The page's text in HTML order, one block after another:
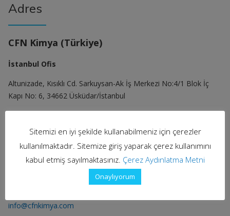
Adres
CFN Kimya (Türkiye)
İstanbul Ofis
Altunizade, Kısıklı Cd. Sarkuysan-Ak İş Merkezi No:4/1 Blok İç
Kapı No: 6, 34662 Üsküdar/İstanbul
Dilovası Fabrika
Demirciler OSB Mah. Murat Yıldıran Cad. No: 3/3
Dilovası/KOCAELİ
T: +90 262 290 86 54-55 (pbx)
info@cfnkimya.com
Sitemizi en iyi şekilde kullanabilmeniz için çerezler
kullanılmaktadır. Sitemize giriş yaparak çerez kullanımını
kabul etmiş sayılmaktasınız. Çerez Aydınlatma Metni
Onaylıyorum